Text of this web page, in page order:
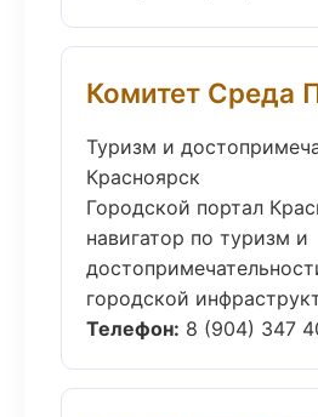
Комитет Среда
Туризм и
Красноярск
Городской портал
навигатор по туризм и
городской
Телефон: 8 (904) 347